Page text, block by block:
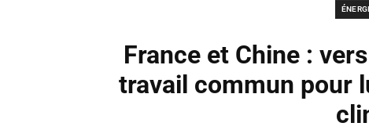
France et Chine :
travail commun pour